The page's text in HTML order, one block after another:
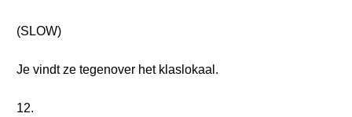
(SLOW)
Je vindt ze tegenover het klaslokaal.
12.